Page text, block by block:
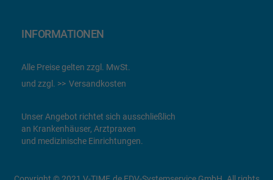
INFORMATIONEN
Alle Preise gelten zzgl. MwSt.
und zzgl.
Versandkosten
Unser Angebot richtet sich ausschließlich
an Krankenhäuser, Arztpraxen
und medizinische Einrichtungen.